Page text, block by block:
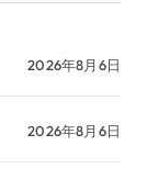
2026年8月6日
2026年8月6日